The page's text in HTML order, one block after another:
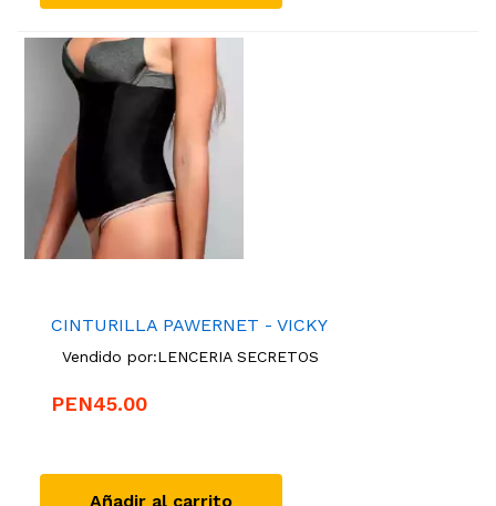
CINTURILLA PAWERNET - VICKY
Vendido por:LENCERIA SECRETOS
PEN45.00
Añadir al carrito